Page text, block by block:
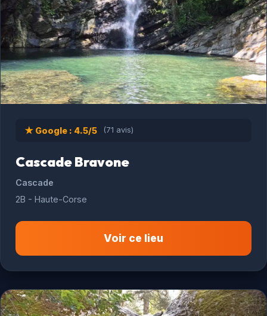
★ Google : 4.5/5 (71 avis)
Cascade Bravone
Cascade
2B - Haute-Corse
Voir ce lieu